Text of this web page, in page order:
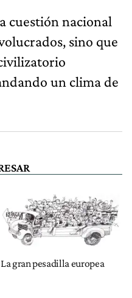
cuestión nacional
sino que
un clima de
La gran pesadilla europea